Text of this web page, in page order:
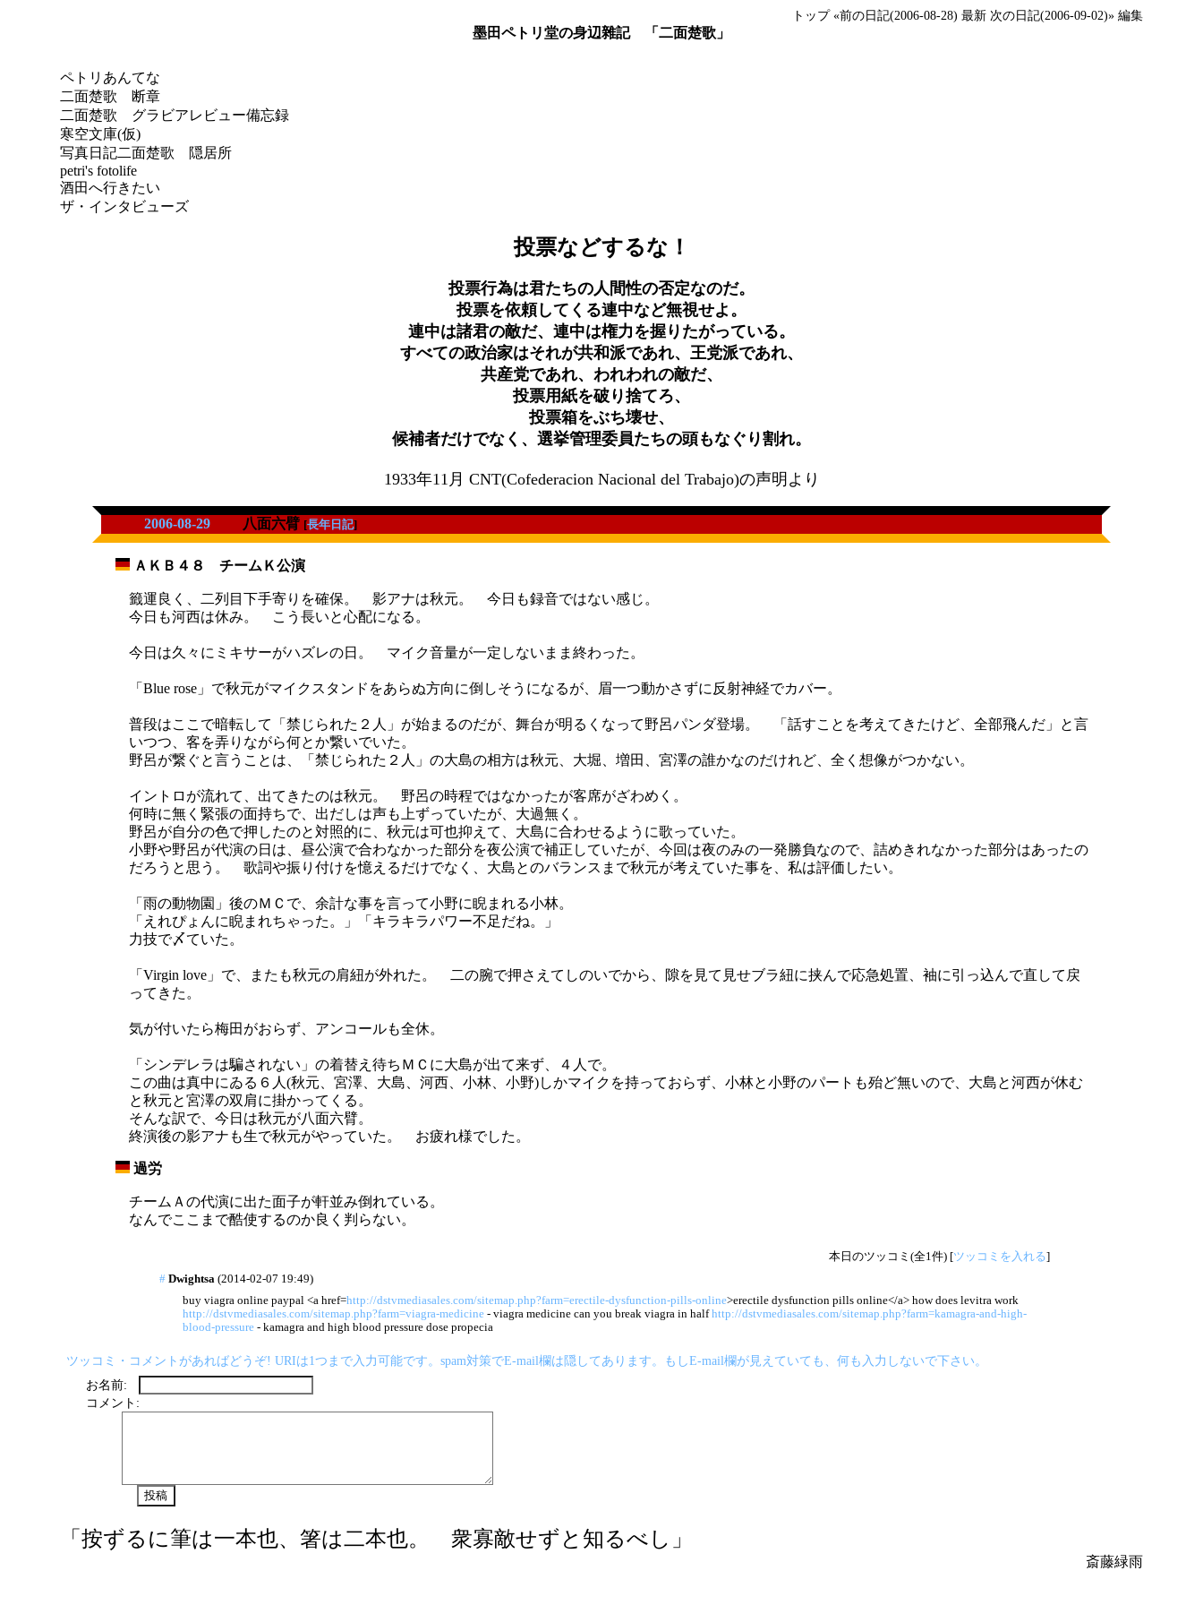
トップ «前の日記(2006-08-28) 最新 次の日記(2006-09-02)» 編集
墨田ペトリ堂の身辺雜記 「二面楚歌」
ペトリあんてな
二面楚歌 断章
二面楚歌 グラビアレビュー備忘録
寒空文庫(仮)
写真日記二面楚歌 隠居所
petri's fotolife
酒田へ行きたい
ザ・インタビューズ
投票などするな！
投票行為は君たちの人間性の否定なのだ。
投票を依頼してくる連中など無視せよ。
連中は諸君の敵だ、連中は権力を握りたがっている。
すべての政治家はそれが共和派であれ、王党派であれ、
共産党であれ、われわれの敵だ、
投票用紙を破り捨てろ、
投票箱をぶち壊せ、
候補者だけでなく、選挙管理委員たちの頭もなぐり割れ。
1933年11月 CNT(Cofederacion Nacional del Trabajo)の声明より
2006-08-29 八面六臂 [長年日記]
ＡＫＢ４８ チームＫ公演
籤運良く、二列目下手寄りを確保。 影アナは秋元。 今日も録音ではない感じ。
今日も河西は休み。 こう長いと心配になる。
今日は久々にミキサーがハズレの日。 マイク音量が一定しないまま終わった。
「Blue rose」で秋元がマイクスタンドをあらぬ方向に倒しそうになるが、眉一つ動かさずに反射神経でカバー。
普段はここで暗転して「禁じられた２人」が始まるのだが、舞台が明るくなって野呂パンダ登場。 「話すことを考えてきたけど、全部飛んだ」と言
いつつ、客を弄りながら何とか繋いでいた。
野呂が繋ぐと言うことは、「禁じられた２人」の大島の相方は秋元、大堀、増田、宮澤の誰かなのだけれど、全く想像がつかない。
イントロが流れて、出てきたのは秋元。 野呂の時程ではなかったが客席がざわめく。
何時に無く緊張の面持ちで、出だしは声も上ずっていたが、大過無く。
野呂が自分の色で押したのと対照的に、秋元は可也抑えて、大島に合わせるように歌っていた。
小野や野呂が代演の日は、昼公演で合わなかった部分を夜公演で補正していたが、今回は夜のみの一発勝負なので、詰めきれなかった部分はあったの
だろうと思う。 歌詞や振り付けを憶えるだけでなく、大島とのバランスまで秋元が考えていた事を、私は評価したい。
「雨の動物園」後のＭＣで、余計な事を言って小野に睨まれる小林。
「えれぴょんに睨まれちゃった。」「キラキラパワー不足だね。」
力技で〆ていた。
「Virgin love」で、またも秋元の肩紐が外れた。 二の腕で押さえてしのいでから、隙を見て見せブラ紐に挟んで応急処置、袖に引っ込んで直して戻
ってきた。
気が付いたら梅田がおらず、アンコールも全休。
「シンデレラは騙されない」の着替え待ちＭＣに大島が出て来ず、４人で。
この曲は真中にゐる６人(秋元、宮澤、大島、河西、小林、小野)しかマイクを持っておらず、小林と小野のパートも殆ど無いので、大島と河西が休む
と秋元と宮澤の双肩に掛かってくる。
そんな訳で、今日は秋元が八面六臂。
終演後の影アナも生で秋元がやっていた。 お疲れ様でした。
過労
チームＡの代演に出た面子が軒並み倒れている。
なんでここまで酷使するのか良く判らない。
本日のツッコミ(全1件) [ツッコミを入れる]
# Dwightsa (2014-02-07 19:49)
buy viagra online paypal <a href=http://dstvmediasales.com/sitemap.php?farm=erectile-dysfunction-pills-online>erectile dysfunction pills online</a> how does levitra work
http://dstvmediasales.com/sitemap.php?farm=viagra-medicine- viagra medicine can you break viagra in halfhttp://dstvmediasales.com/sitemap.php?farm=kamagra-and-high-
blood-pressure- kamagra and high blood pressure dose propecia
ツッコミ・コメントがあればどうぞ! URIは1つまで入力可能です。spam対策でE-mail欄は隠してあります。もしE-mail欄が見えていても、何も入力しないで下さい。
お名前:
コメント:
「按ずるに筆は一本也、箸は二本也。 衆寡敵せずと知るべし」
斎藤緑雨